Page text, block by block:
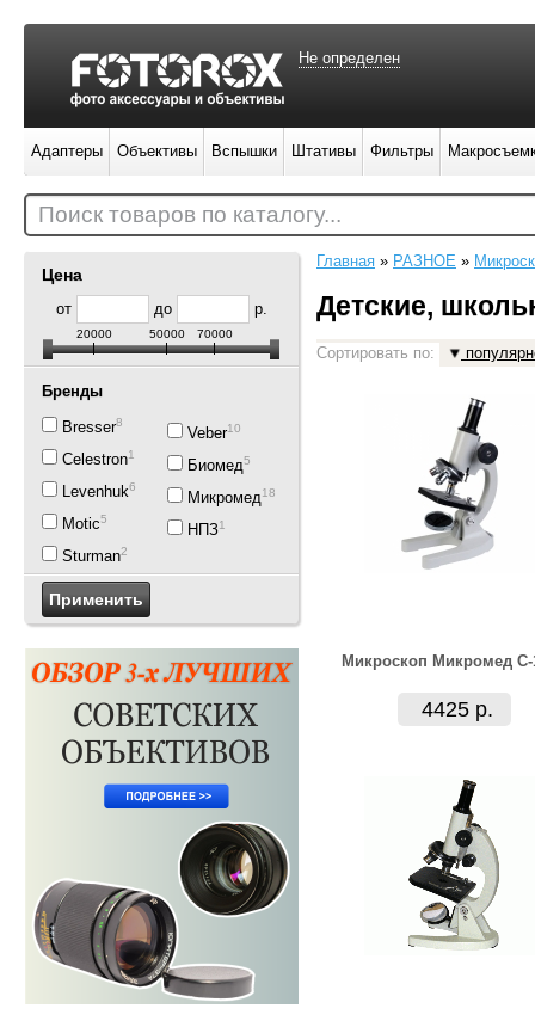
Цена
от до р.
20000 50000 70000
Бренды
Bresser8
Celestron1
Levenhuk6
Motic5
Sturman2
Veber10
Биомед5
Микромед18
НПЗ1
Главная » РАЗНОЕ »
Детские,
Сортировать по:
Микроскоп Микромед С-
4425 р.
Не определен
Адаптеры Объективы Вспышки Штативы Фильтры
Поиск товаров по каталогу...